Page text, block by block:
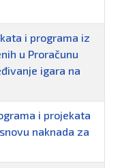
i programa iz
u Proračunu
igara na
i projekata
naknada za